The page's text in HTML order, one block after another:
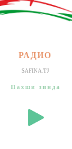
РАДИО
SAFINA.TJ
Пахши зинда